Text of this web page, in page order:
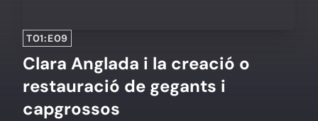
T01:E09
Clara Anglada i la creació o
restauració de gegants i
capgrossos